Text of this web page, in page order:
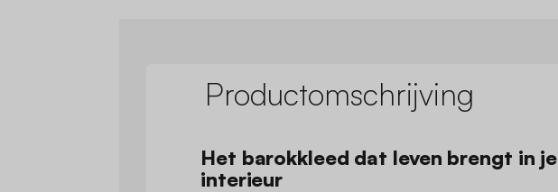
Productomschrijving
Het barokkleed dat leven brengt in je
interieur